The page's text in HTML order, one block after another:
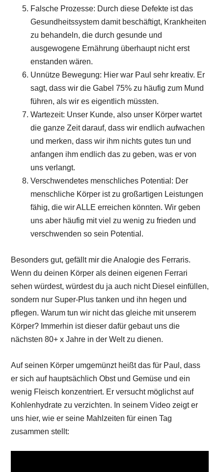
Falsche Prozesse: Durch diese Defekte ist das
Gesundheitssystem damit beschäftigt, Krankheiten
zu behandeln, die durch gesunde und
ausgewogene Ernährung überhaupt nicht erst
enstanden wären.
Unnütze Bewegung: Hier war Paul sehr kreativ. Er
sagt, dass wir die Gabel 75% zu häufig zum Mund
führen, als wir es eigentlich müssten.
Wartezeit: Unser Kunde, also unser Körper wartet
die ganze Zeit darauf, dass wir endlich aufwachen
und merken, dass wir ihm nichts gutes tun und
anfangen ihm endlich das zu geben, was er von
uns verlangt.
Verschwendetes menschliches Potential: Der
menschliche Körper ist zu großartigen Leistungen
fähig, die wir ALLE erreichen könnten. Wir geben
uns aber häufig mit viel zu wenig zu frieden und
verschwenden so sein Potential.
Besonders gut, gefällt mir die Analogie des Ferraris.
Wenn du deinen Körper als deinen eigenen Ferrari
sehen würdest, würdest du ja auch nicht Diesel einfüllen,
sondern nur Super-Plus tanken und ihn hegen und
pflegen. Warum tun wir nicht das gleiche mit unserem
Körper? Immerhin ist dieser dafür gebaut uns die
nächsten 80+ x Jahre in der Welt zu dienen.
Auf seinen Körper umgemünzt heißt das für Paul, dass
er sich auf hauptsächlich Obst und Gemüse und ein
wenig Fleisch konzentriert. Er versucht möglichst auf
Kohlenhydrate zu verzichten. In seinem Video zeigt er
uns hier, wie er seine Mahlzeiten für einen Tag
zusammen stellt: